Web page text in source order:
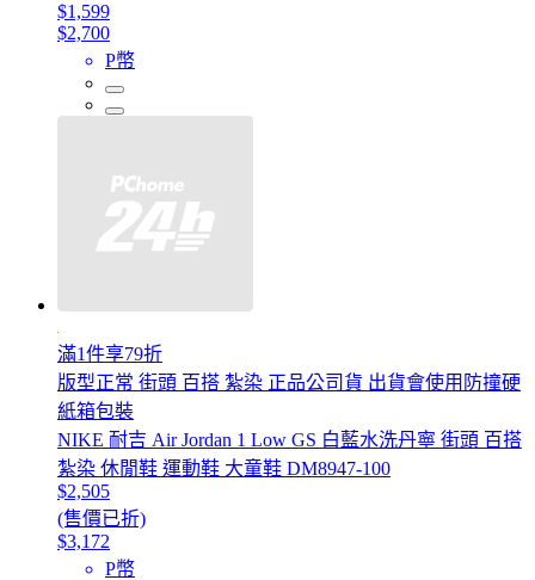
$1,599
$2,700
P幣
滿1件享79折
版型正常 街頭 百搭 紮染 正品公司貨 出貨會使用防撞硬
紙箱包裝
NIKE 耐吉 Air Jordan 1 Low GS 白藍水洗丹寧 街頭 百搭
紮染 休閒鞋 運動鞋 大童鞋 DM8947-100
$2,505
(售價已折)
$3,172
P幣